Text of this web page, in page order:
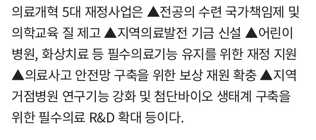
의료개혁 5대 재정사업은 ▲전공의 수련 국가책임제 및
의학교육 질 제고 ▲지역의료발전 기금 신설 ▲어린이
병원, 화상치료 등 필수의료기능 유지를 위한 재정 지원
▲의료사고 안전망 구축을 위한 보상 재원 확충 ▲지역
거점병원 연구기능 강화 및 첨단바이오 생태계 구축을
위한 필수의료 R&D 확대 등이다.